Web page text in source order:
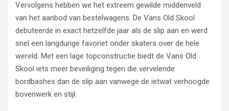
Vervolgens hebben we het extreem gewilde middenveld
van het aanbod van bestelwagens. De Vans Old Skool
debuteerde in exact hetzelfde jaar als de slip aan en werd
snel een langdurige favoriet onder skaters over de hele
wereld. Met een lage topconstructie biedt de Vans Old
Skool iets meer beveiliging tegen die vervelende
bordbashes dan de slip aan vanwege de ietwat verhoogde
bovenwerk en stijl.